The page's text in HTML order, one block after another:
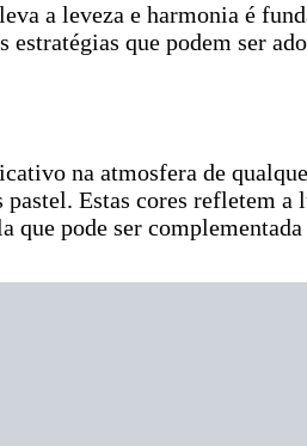
a leveza e harmonia é
estratégias que podem ser
na atmosfera de
pastel. Estas cores refletem
que pode ser